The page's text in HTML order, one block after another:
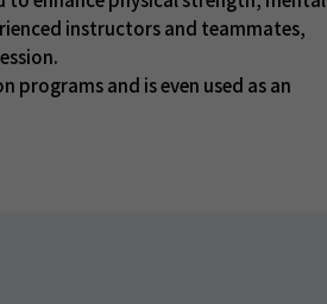
instructors and teammates,
and is even used as an